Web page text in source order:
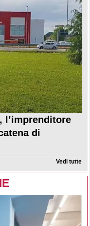
l’imprenditore
di
Vedi tutte